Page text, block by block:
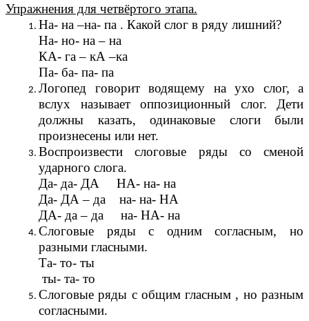
Упражнения для четвёртого этапа.
На- на –на- па . Какой слог в ряду лишний?
На- но- на – на
КА- га – кА –ка
Па- ба- па- па
Логопед говорит водящему на ухо слог, а
вслух называет оппозиционный слог. Дети
должны казать, одинаковые слоги были
произнесены или нет.
Воспроизвести слоговые ряды со сменой
ударного слога.
Да- да- ДА НА- на- на
Да- ДА – да на- на- НА
ДА- да – да на- НА- на
Слоговые ряды с одним согласным, но
разными гласными.
Та- то- ты
ты- та- то
Слоговые ряды с общим гласным , но разным
согласными.